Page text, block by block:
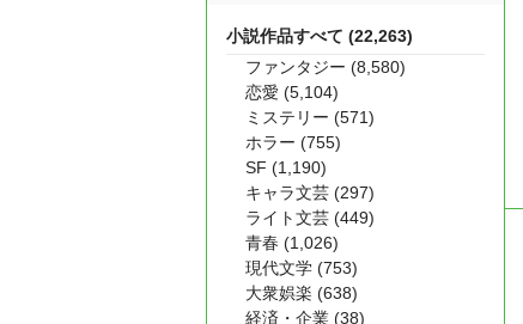
小説作品すべて (22,263)
ファンタジー (8,580)
恋愛 (5,104)
ミステリー (571)
ホラー (755)
SF (1,190)
キャラ文芸 (297)
ライト文芸 (449)
青春 (1,026)
現代文学 (753)
大衆娯楽 (638)
経済・企業 (38)